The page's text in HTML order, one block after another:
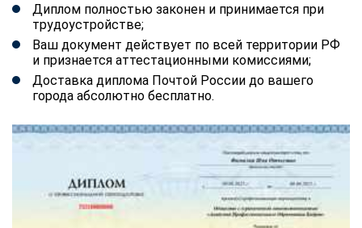
Диплом полностью законен и принимается при
трудоустройстве;
Ваш документ действует по всей территории РФ
и признается аттестационными комиссиями;
Доставка диплома Почтой России до вашего
города абсолютно бесплатно.